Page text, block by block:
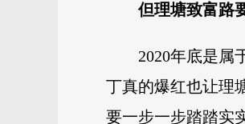
但理塘致富路
2020年底是属
丁真的爆红也让理
要一步一步踏踏实